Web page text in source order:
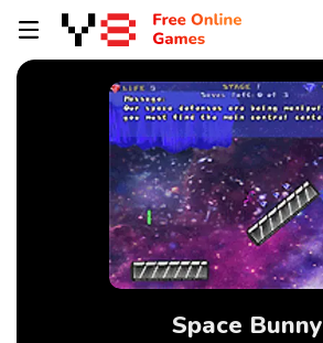
Space Bunny